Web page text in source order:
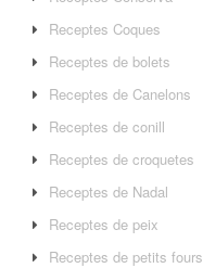
Receptes Coques
Receptes de bolets
Receptes de Canelons
Receptes de conill
Receptes de croquetes
Receptes de Nadal
Receptes de peix
Receptes de petits fours